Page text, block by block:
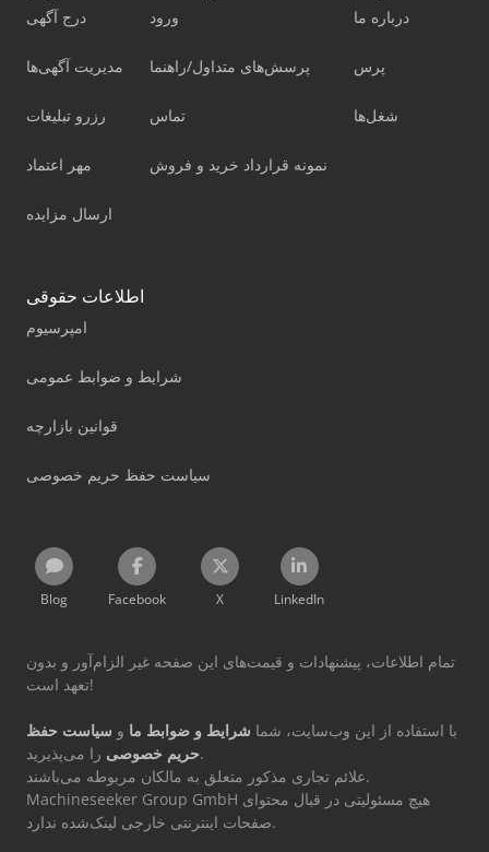
درج آگهی
مدیریت آگهی‌ها
رزرو تبلیغات
مهر اعتماد
ارسال مزایده
ورود
پرسش‌های متداول/راهنما
تماس
نمونه قرارداد خرید و فروش
درباره ما
پرس
شغل‌ها
اطلاعات حقوقی
امپرسیوم
شرایط و ضوابط عمومی
قوانین بازارچه
سیاست حفظ حریم خصوصی
Blog Facebook X LinkedIn
تمام اطلاعات، پیشنهادات و قیمت‌های این صفحه غیر الزام‌آور و بدون
تعهد است!
با استفاده از این وب‌سایت، شما شرایط و ضوابط ما و سیاست حفظ
حریم خصوصیرا می‌پذیرید.
علائم تجاری مذکور متعلق به مالکان مربوطه می‌باشند.
Machineseeker Group GmbH هیچ مسئولیتی در قبال محتوای
صفحات اینترنتی خارجی لینک‌شده ندارد.